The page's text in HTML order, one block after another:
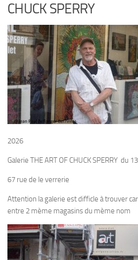
CHUCK SPERRY
2026
Galerie THE ART OF CHUCK SPERRY du
67 rue de le verrerie
Attention la galerie est difficle à trouver
entre 2 mème magasins du mème nom